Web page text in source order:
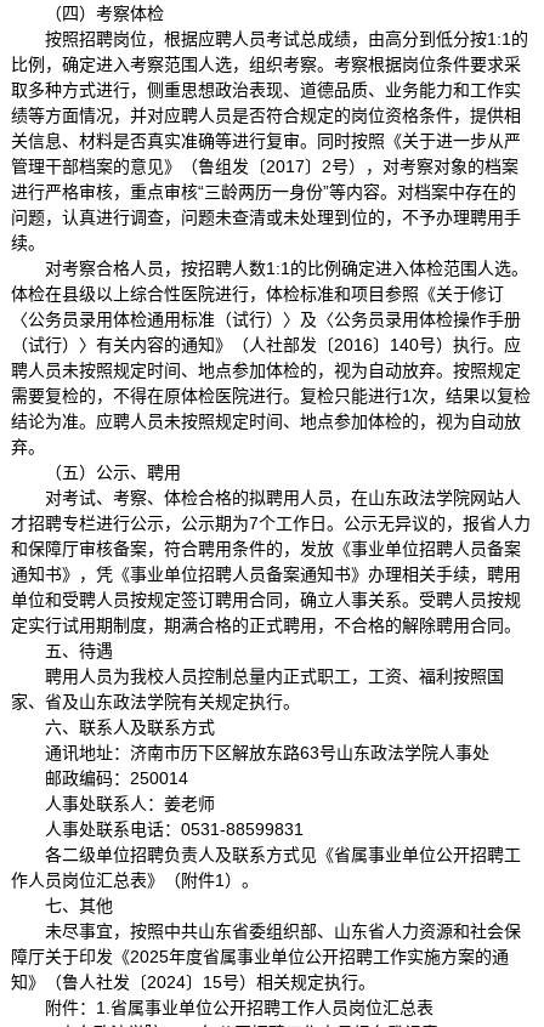
（四）考察体检
按照招聘岗位，根据应聘人员考试总成绩，由高分到低分按1:1的
比例，确定进入考察范围人选，组织考察。考察根据岗位条件要求采
取多种方式进行，侧重思想政治表现、道德品质、业务能力和工作实
绩等方面情况，并对应聘人员是否符合规定的岗位资格条件，提供相
关信息、材料是否真实准确等进行复审。同时按照《关于进一步从严
管理干部档案的意见》（鲁组发〔2017〕2号），对考察对象的档案
进行严格审核，重点审核“三龄两历一身份”等内容。对档案中存在的
问题，认真进行调查，问题未查清或未处理到位的，不予办理聘用手
续。
对考察合格人员，按招聘人数1:1的比例确定进入体检范围人选。
体检在县级以上综合性医院进行，体检标准和项目参照《关于修订
〈公务员录用体检通用标准（试行）〉及〈公务员录用体检操作手册
（试行）〉有关内容的通知》（人社部发〔2016〕140号）执行。应
聘人员未按照规定时间、地点参加体检的，视为自动放弃。按照规定
需要复检的，不得在原体检医院进行。复检只能进行1次，结果以复检
结论为准。应聘人员未按照规定时间、地点参加体检的，视为自动放
弃。
（五）公示、聘用
对考试、考察、体检合格的拟聘用人员，在山东政法学院网站人
才招聘专栏进行公示，公示期为7个工作日。公示无异议的，报省人力
和保障厅审核备案，符合聘用条件的，发放《事业单位招聘人员备案
通知书》，凭《事业单位招聘人员备案通知书》办理相关手续，聘用
单位和受聘人员按规定签订聘用合同，确立人事关系。受聘人员按规
定实行试用期制度，期满合格的正式聘用，不合格的解除聘用合同。
五、待遇
聘用人员为我校人员控制总量内正式职工，工资、福利按照国
家、省及山东政法学院有关规定执行。
六、联系人及联系方式
通讯地址：济南市历下区解放东路63号山东政法学院人事处
邮政编码：250014
人事处联系人：姜老师
人事处联系电话：0531-88599831
各二级单位招聘负责人及联系方式见《省属事业单位公开招聘工
作人员岗位汇总表》（附件1）。
七、其他
未尽事宜，按照中共山东省委组织部、山东省人力资源和社会保
障厅关于印发《2025年度省属事业单位公开招聘工作实施方案的通
知》（鲁人社发〔2024〕15号）相关规定执行。
附件：1.省属事业单位公开招聘工作人员岗位汇总表